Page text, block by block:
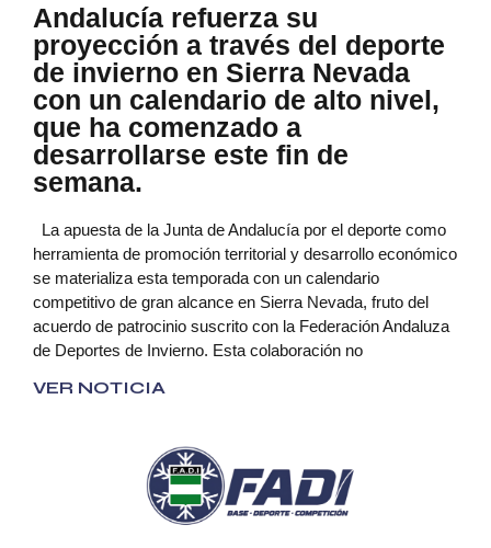
Andalucía refuerza su
proyección a través del deporte
de invierno en Sierra Nevada
con un calendario de alto nivel,
que ha comenzado a
desarrollarse este fin de
semana.
La apuesta de la Junta de Andalucía por el deporte como
herramienta de promoción territorial y desarrollo económico
se materializa esta temporada con un calendario
competitivo de gran alcance en Sierra Nevada, fruto del
acuerdo de patrocinio suscrito con la Federación Andaluza
de Deportes de Invierno. Esta colaboración no
VER NOTICIA